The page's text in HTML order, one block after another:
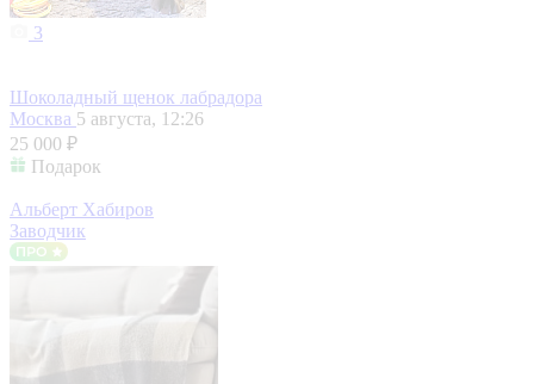
3
Шоколадный щенок лабрадора
Москва 5 августа, 12:26
25 000 ₽
Подарок
Альберт Хабиров
Заводчик